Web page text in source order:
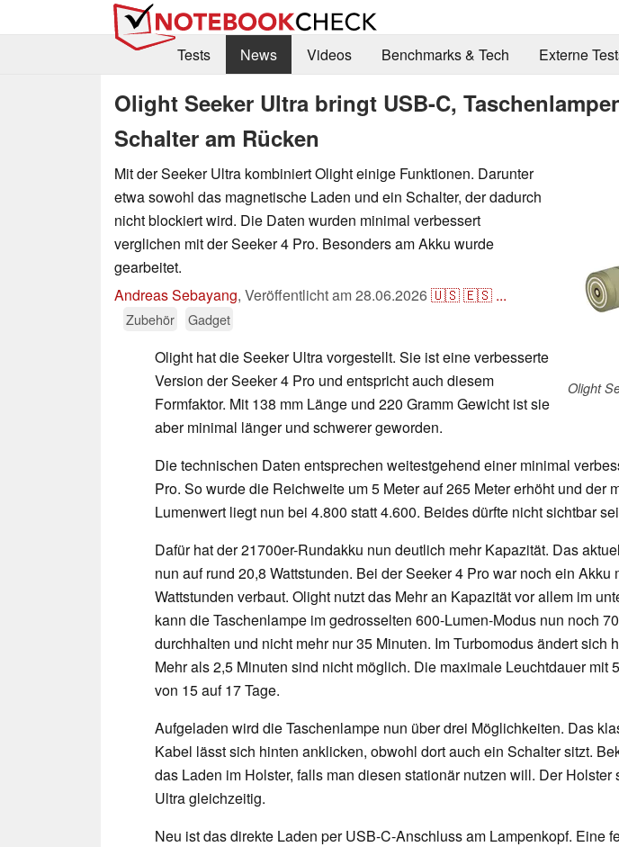
Tests
News Videos Benchmarks & Tech Externe
Olight Seeker Ultra bringt USB-C,
Schalter am Rücken
Olight
Mit der Seeker Ultra kombiniert Olight einige Funktionen. Darunter
etwa sowohl das magnetische Laden und ein Schalter, der dadurch
nicht blockiert wird. Die Daten wurden minimal verbessert
verglichen mit der Seeker 4 Pro. Besonders am Akku wurde
gearbeitet.
Andreas Sebayang, Veröffentlicht am28.06.2026🇺🇸🇪🇸 ...
Zubehör Gadget
Olight hat die Seeker Ultra vorgestellt. Sie ist eine verbesserte
Version der Seeker 4 Pro und entspricht auch diesem
Formfaktor. Mit 138 mm Länge und 220 Gramm Gewicht ist sie
aber minimal länger und schwerer geworden.
Die technischen Daten entsprechen weitestgehend einer minimal
Pro. So wurde die Reichweite um 5 Meter auf 265 Meter erhöht und der
Lumenwert liegt nun bei 4.800 statt 4.600. Beides dürfte nicht sichtbar
Dafür hat der 21700er-Rundakku nun deutlich mehr Kapazität. Das
nun auf rund 20,8 Wattstunden. Bei der Seeker 4 Pro war noch ein Akku
Wattstunden verbaut. Olight nutzt das Mehr an Kapazität vor allem im
kann die Taschenlampe im gedrosselten 600-Lumen-Modus nun noch
durchhalten und nicht mehr nur 35 Minuten. Im Turbomodus ändert sich
Mehr als 2,5 Minuten sind nicht möglich. Die maximale Leuchtdauer mit
von 15 auf 17 Tage.
Aufgeladen wird die Taschenlampe nun über drei Möglichkeiten. Das
Kabel lässt sich hinten anklicken, obwohl dort auch ein Schalter sitzt.
das Laden im Holster, falls man diesen stationär nutzen will. Der Holster
Ultra gleichzeitig.
Neu ist das direkte Laden per USB-C-Anschluss am Lampenkopf. Eine